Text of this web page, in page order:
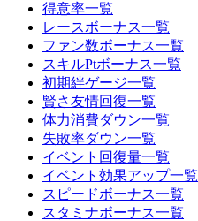
得意率一覧
レースボーナス一覧
ファン数ボーナス一覧
スキルPtボーナス一覧
初期絆ゲージ一覧
賢さ友情回復一覧
体力消費ダウン一覧
失敗率ダウン一覧
イベント回復量一覧
イベント効果アップ一覧
スピードボーナス一覧
スタミナボーナス一覧